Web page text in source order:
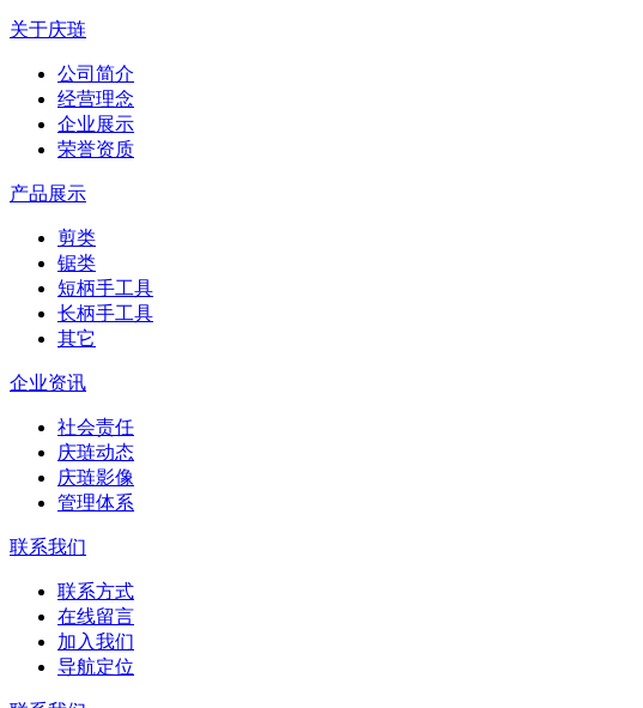
关于庆琏
公司简介
经营理念
企业展示
荣誉资质
产品展示
剪类
锯类
短柄手工具
长柄手工具
其它
企业资讯
社会责任
庆琏动态
庆琏影像
管理体系
联系我们
联系方式
在线留言
加入我们
导航定位